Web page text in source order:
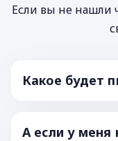
Если вы не нашли
Какое будет
А если у меня